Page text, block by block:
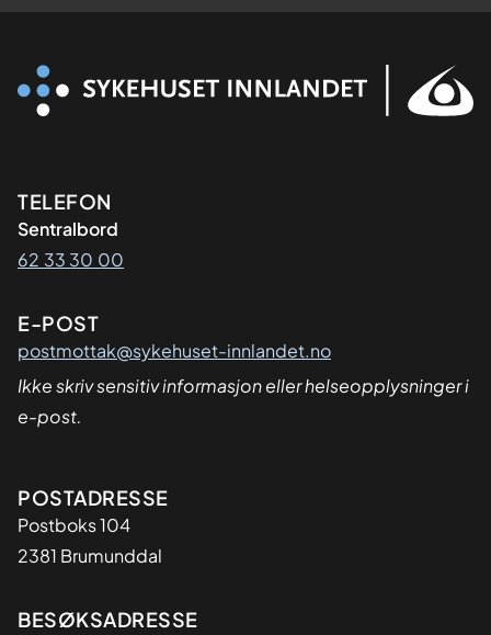
Kontaktinformasjon
TELEFON
Sentralbord
62 33 30 00
E-POST
postmottak@sykehuset-innlandet.no
Ikke skriv sensitiv informasjon eller helseopplysninger i
e-post.
Adresse
POSTADRESSE
Postboks 104
2381 Brumunddal
BESØKSADRESSE